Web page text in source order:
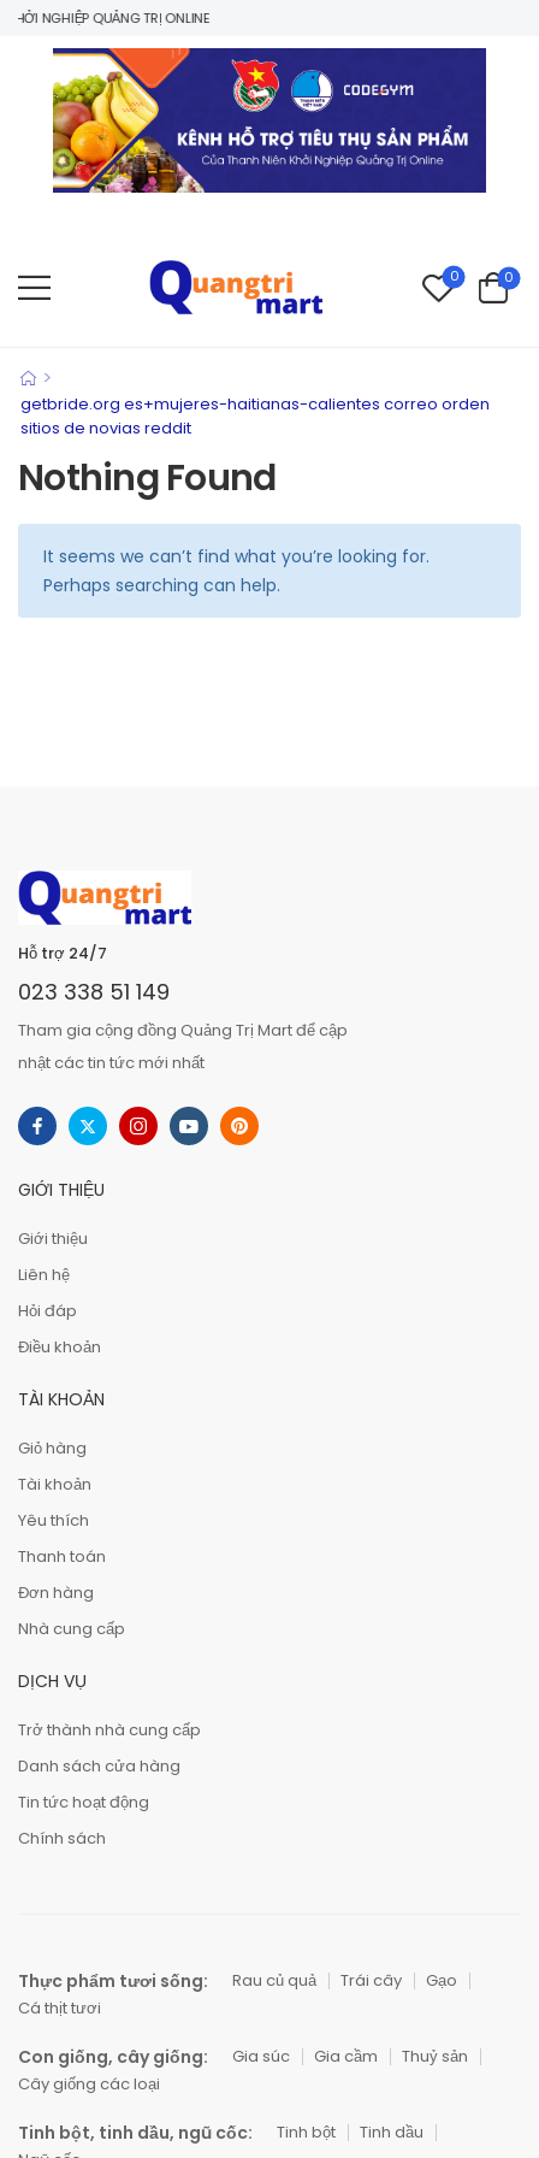
NGHIỆP QUẢNG TRỊ ONLINE
0 0
>
getbride.org es+mujeres-haitianas-calientes correo orden
sitios de novias reddit
Nothing Found
It seems we can’t find what you’re looking for.
Perhaps searching can help.
Hỗ trợ 24/7
023 338 51 149
Tham gia cộng đồng Quảng Trị Mart để cập
nhật các tin tức mới nhất
GIỚI THIỆU
Giới thiệu
Liên hệ
Hỏi đáp
Điều khoản
TÀI KHOẢN
Giỏ hàng
Tài khoản
Yêu thích
Thanh toán
Đơn hàng
Nhà cung cấp
DỊCH VỤ
Trở thành nhà cung cấp
Danh sách cửa hàng
Tin tức hoạt động
Chính sách
Thực phẩm tươi sống: Rau củ quả Trái cây
Gạo
Cá thịt tươi
Con giống, cây giống: Gia súc Gia cầm
Thuỷ sản
Cây giống các loại
Tinh bột, tinh dầu, ngũ cốc: Tinh bột
Tinh dầu